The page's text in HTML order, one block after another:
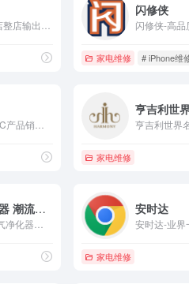
闪修侠
家电维修 # iPhone维
亨吉利世
家电维修
苏宁生活家电【电饭煲 扫地机 空气净化器 潮流生活】 安时达
安时达-业界
家电维修